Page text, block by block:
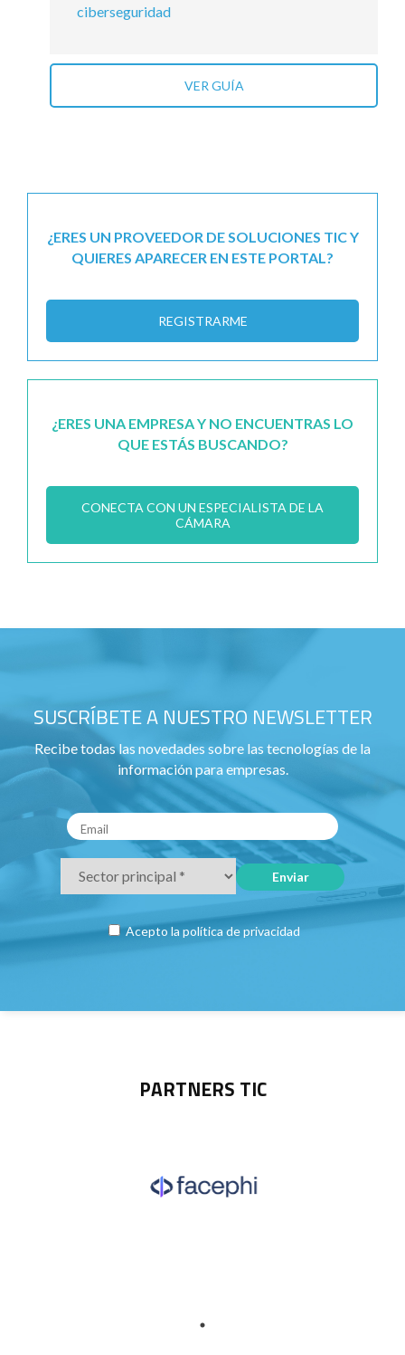
ciberseguridad
VER GUÍA
¿ERES UN PROVEEDOR DE SOLUCIONES TIC Y
QUIERES APARECER EN ESTE PORTAL?
REGISTRARME
¿ERES UNA EMPRESA Y NO ENCUENTRAS LO
QUE ESTÁS BUSCANDO?
CONECTA CON UN ESPECIALISTA DE LA
CÁMARA
SUSCRÍBETE A NUESTRO NEWSLETTER
Recibe todas las novedades sobre las tecnologías de la
información para empresas.
Acepto la política de privacidad
PARTNERS TIC